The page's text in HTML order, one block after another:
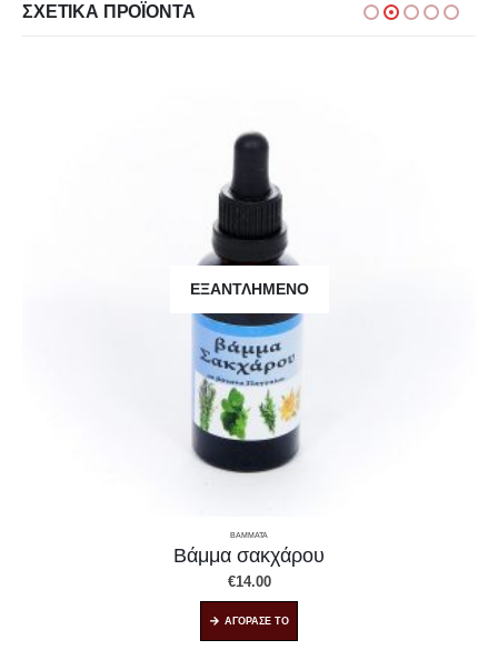
ΣΧΕΤΙΚΆ ΠΡΟΪΌΝΤΑ
ΕΞΑΝΤΛΗΜΈΝΟ
ΒΑΜΜΑΤΑ
Βάμμα σακχάρου
€14.00
ΑΓΟΡΑΣΕ ΤΟ